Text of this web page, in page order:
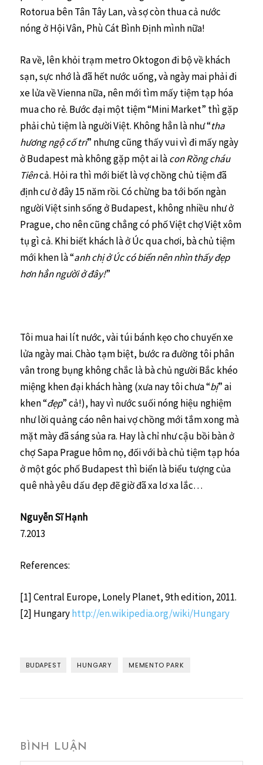
Rotorua bên Tân Tây Lan, và sợ còn thua cả nước
nóng ở Hội Vân, Phù Cát Bình Định mình nữa!
Ra về, lên khỏi trạm metro Oktogon đi bộ về khách
sạn, sực nhớ là đã hết nước uống, và ngày mai phải đi
xe lửa về Vienna nữa, nên mới tìm mấy tiệm tạp hóa
mua cho rẻ. Bước đại một tiệm “Mini Market” thì gặp
phải chủ tiệm là người Việt. Không hẳn là như “tha
hương ngộ cố tri” nhưng cũng thấy vui vì đi mấy ngày
ở Budapest mà không gặp một ai làcon Rồng cháu
Tiêncả. Hỏi ra thì mới biết là vợ chồng chủ tiệm đã
định cư ở đây 15 năm rồi. Có chừng ba tới bốn ngàn
người Việt sinh sống ở Budapest, không nhiều như ở
Prague, cho nên cũng chẳng có phố Việt chợ Việt xôm
tụ gì cả. Khi biết khách là ở Úc qua chơi, bà chủ tiệm
mới khen là “anh chị ở Úc có biển nên nhìn thấy đẹp
hơn hẳn người ở đây!”
Tôi mua hai lít nước, vài túi bánh kẹo cho chuyến xe
lửa ngày mai. Chào tạm biệt, bước ra đường tôi phân
vân trong bụng không chắc là bà chủ người Bắc khéo
miệng khen đại khách hàng (xưa nay tôi chưa “bị” ai
khen “đẹp” cả!), hay vì nước suối nóng hiệu nghiệm
như lời quảng cáo nên hai vợ chồng mới tắm xong mà
mặt mày đã sáng sủa ra. Hay là chỉ như cậu bồi bàn ở
chợ Sapa Prague hôm nọ, đối với bà chủ tiệm tạp hóa
ở một góc phố Budapest thì biển là biểu tượng của
quê nhà yêu dấu đẹp đẽ giờ đã xa lơ xa lắc…
Nguyễn Sĩ Hạnh
7.2013
References:
[1] Central Europe, Lonely Planet, 9th edition, 2011.
[2] Hungaryhttp://en.wikipedia.org/wiki/Hungary
BUDAPEST HUNGARY MEMENTO PARK
BÌNH LUẬN